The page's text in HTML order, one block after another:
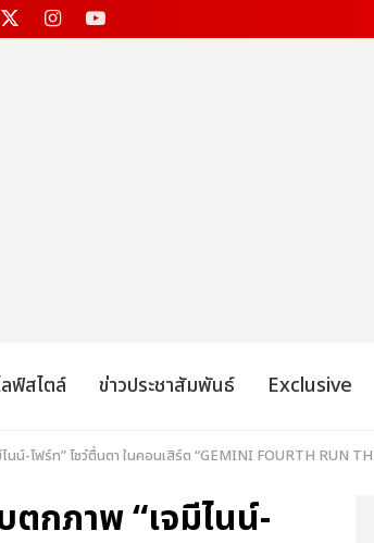
ลฟ์สไตล์ ข่าวประชาสัมพันธ์ Exclusive
นน์-โฟร์ท” โชว์ตื่นตา ในคอนเสิร์ต “GEMINI FOURTH RUN
ตกภาพ “เจมีไนน์-